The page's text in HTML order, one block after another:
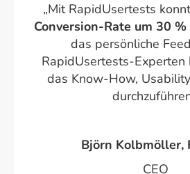
„Mit RapidUsertests
Conversion-Rate um 30
das persönliche
RapidUsertests-Experten
das Know-How,
Björn Kolbmöller,
CEO